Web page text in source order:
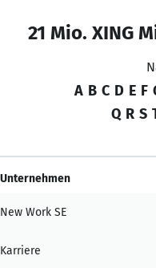
21 Mio. XING
A B C D E F
Q R S
Unternehmen
New Work SE
Karriere